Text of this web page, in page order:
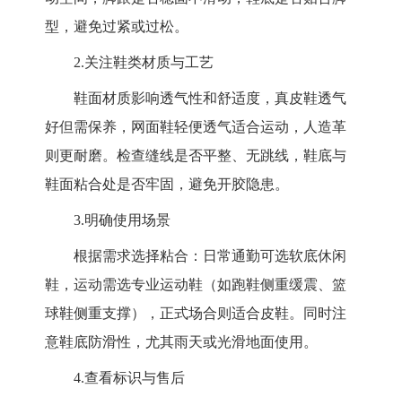
型，避免过紧或过松。
2.关注鞋类材质与工艺
鞋面材质影响透气性和舒适度，真皮鞋透气
好但需保养，网面鞋轻便透气适合运动，人造革
则更耐磨。检查缝线是否平整、无跳线，鞋底与
鞋面粘合处是否牢固，避免开胶隐患。
3.明确使用场景
根据需求选择粘合：日常通勤可选软底休闲
鞋，运动需选专业运动鞋（如跑鞋侧重缓震、篮
球鞋侧重支撑），正式场合则适合皮鞋。同时注
意鞋底防滑性，尤其雨天或光滑地面使用。
4.查看标识与售后